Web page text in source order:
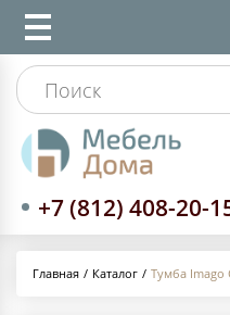
+7 (812) 408-20-
Главная Каталог Тумба Imago